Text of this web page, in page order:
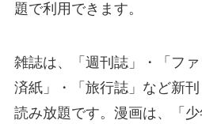
題で利用できます。
雑誌は、「週刊誌」・「フ
済紙」・「旅行誌」など新
読み放題です。漫画は、「少